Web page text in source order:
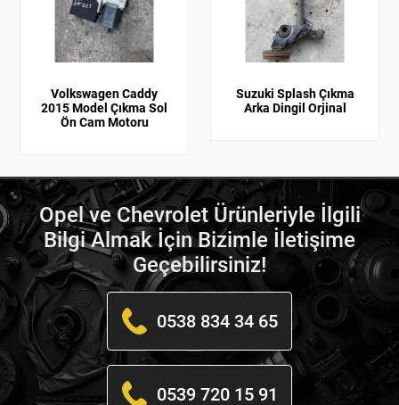
Volkswagen Caddy
2015 Model Çıkma Sol
Ön Cam Motoru
Suzuki Splash Çıkma
Arka Dingil Orjinal
Opel ve Chevrolet Ürünleriyle İlgili
Bilgi Almak İçin Bizimle İletişime
Geçebilirsiniz!
0538 834 34 65
0539 720 15 91